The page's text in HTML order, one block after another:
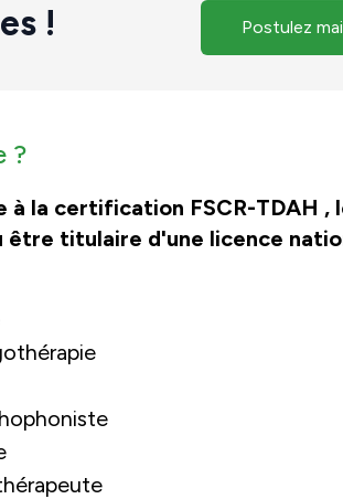
! Postulez
?
à la certification FSCR-TDAH ,
être titulaire d'une licence